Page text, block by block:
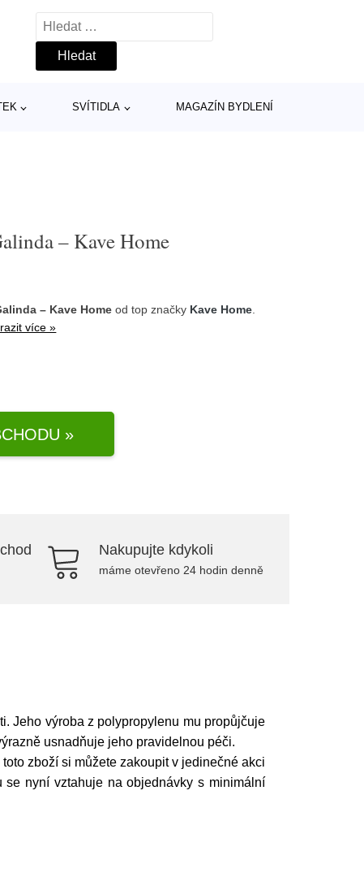
Vyhledávání
SVÍTIDLA MAGAZÍN BYDLENÍ
– Kave Home
– Kave Home od top značky Kave Home
více »
»
Nakupujte kdykoli
máme otevřeno 24 hodin denně
Jeho výroba z polypropylenu mu propůjčuje
usnadňuje jeho pravidelnou péči.
toto zboží si můžete zakoupit v jedinečné akci
nyní vztahuje na objednávky s minimální